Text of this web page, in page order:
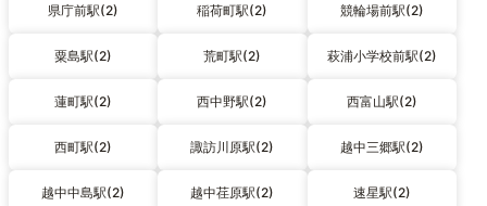
県庁前駅(2) 稲荷町駅(2) 競輪場前駅(2)
粟島駅(2) 荒町駅(2) 萩浦小学校前駅(2)
蓮町駅(2) 西中野駅(2) 西富山駅(2)
西町駅(2) 諏訪川原駅(2) 越中三郷駅(2)
越中中島駅(2) 越中荏原駅(2) 速星駅(2)